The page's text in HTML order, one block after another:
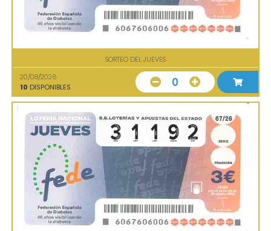
SORTEO DEL JUEVES
20/08/2026
10 DISPONIBLES 0